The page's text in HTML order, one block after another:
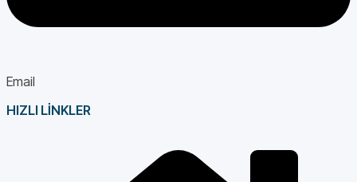
Email
HIZLI LİNKLER